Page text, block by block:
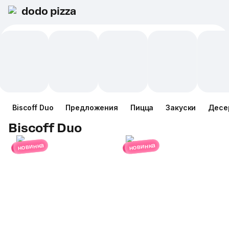
dodo pizza
Biscoff Duo Предложения Пицца Закуски
Biscoff Duo
новинка новинка